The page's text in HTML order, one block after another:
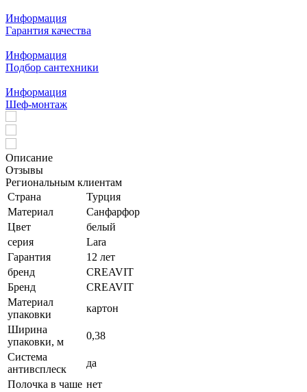
Информация
Гарантия качества
Информация
Подбор сантехники
Информация
Шеф-монтаж
Описание
Отзывы
Региональным клиентам
Страна
Турция
Материал
Санфарфор
Цвет
белый
серия
Lara
Гарантия
12 лет
бренд
CREAVIT
Бренд
CREAVIT
Материал
упаковки
картон
Ширина
упаковки, м
0,38
Система
антивсплеск
да
Полочка в чаше нет